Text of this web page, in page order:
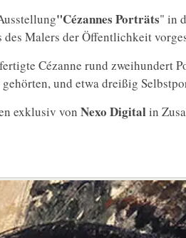
"Cézannes Porträts" in
Malers der Öffentlichkeit
Cézanne rund zweihundert
und etwa dreißig
exklusiv von Nexo Digitalin